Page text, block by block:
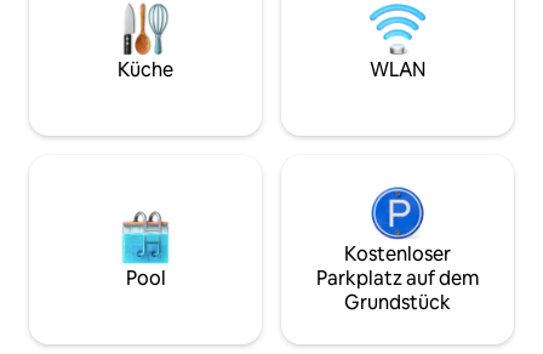
Meer. Wie der Himmel. Die sind hier,
direkt vor dem Fenster. Und manchmal
reicht es aus, sich wie in deiner
Unterkunft zu fühlen.
Badezimmer; im
geräumiges
großen Fenster.
Küche WLAN
Pool
Kostenloser
Parkplatz auf dem
Grundstück